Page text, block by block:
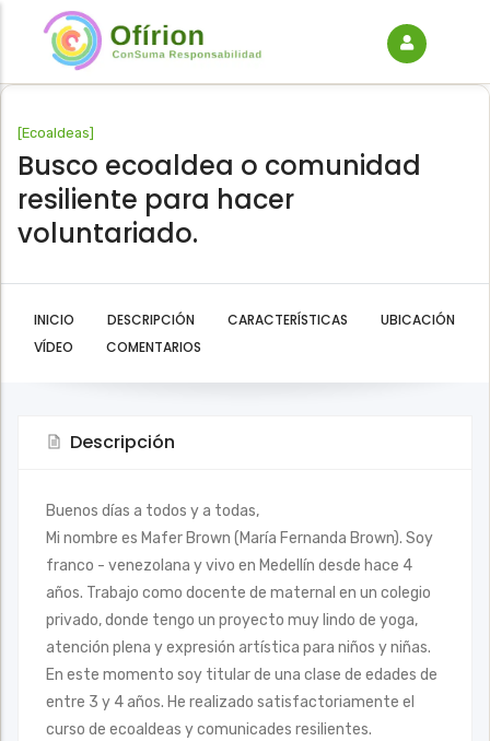
[Ecoaldeas]
Busco ecoaldea o comunidad
resiliente para hacer
voluntariado.
INICIO DESCRIPCIÓN CARACTERÍSTICAS
UBICACIÓN
VÍDEO
COMENTARIOS
Descripción
Buenos días a todos y a todas,
Mi nombre es Mafer Brown (María Fernanda Brown). Soy
franco - venezolana y vivo en Medellín desde hace 4
años. Trabajo como docente de maternal en un colegio
privado, donde tengo un proyecto muy lindo de yoga,
atención plena y expresión artística para niños y niñas.
En este momento soy titular de una clase de edades de
entre 3 y 4 años. He realizado satisfactoriamente el
curso de ecoaldeas y comunicades resilientes.